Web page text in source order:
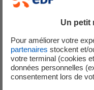
informations détaillées
site référence des
projets contribuant
énergétique, par
électrique ou du
Un petit
Pour améliorer votre
partenaires stockent et/
votre terminal (cookies
données personnelles
consentement lors de